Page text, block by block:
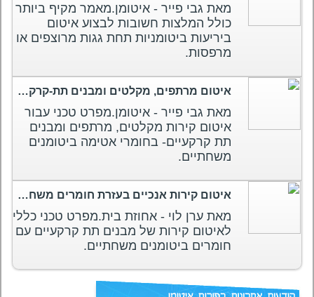
מאת גבי פייר - איטומן.מאמר מקיף ביותר
כולל המלצות חשובות לבצוע איטום
ביריעות ביטומניות תחת גגות מרוצפים או
מרפסות.
איטום מרתפים, מקלטים ומבנים תת-קרקעים בחומרים ביטומנים משחתיים
מאת גבי פייר - איטומן.מפרט טכני עבור
איטום קירות מקלטים, מרתפים ומבנים
תת קרקעיים- בחומרי אטימה ביטומנים
משחתיים.
איטום קירות אנכיים בעזרת חומרים משחתיים
מאת ערן לוי - אחוזת בית.מפרט טכני כללי
לאיטום קירות של מבנים תת קרקעיים עם
חומרים ביטומנים משחתיים.